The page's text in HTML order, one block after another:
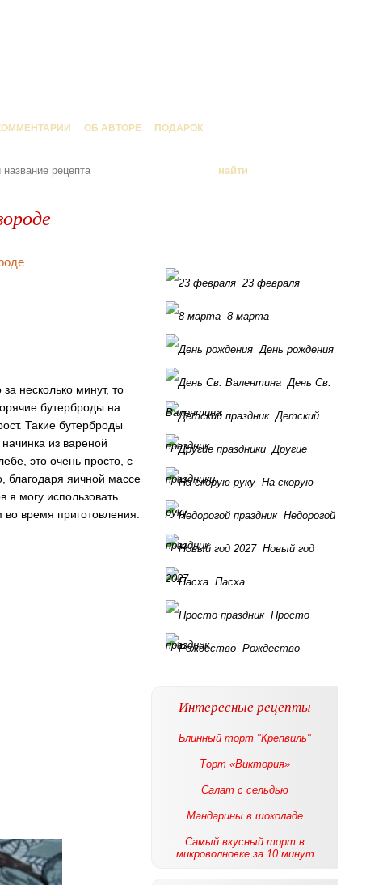
ОБ АВТОРЕ ПОДАРОК
несколько минут, то
бутерброды на
Такие бутерброды
из вареной
это очень просто, с
благодаря яичной массе
я могу использовать
время приготовления.
23 февраля
8 марта
День рождения
День Св.
Валентина Детский
праздник Другие
праздники На скорую
руку Недорогой
праздник Новый год
2027 Пасха
Просто
праздник Рождество
Интересные рецепты
Блинный торт "Крепвиль"
Торт «Виктория»
Салат с сельдью
Мандарины в шоколаде
Самый вкусный торт в
микроволновке за 10 минут